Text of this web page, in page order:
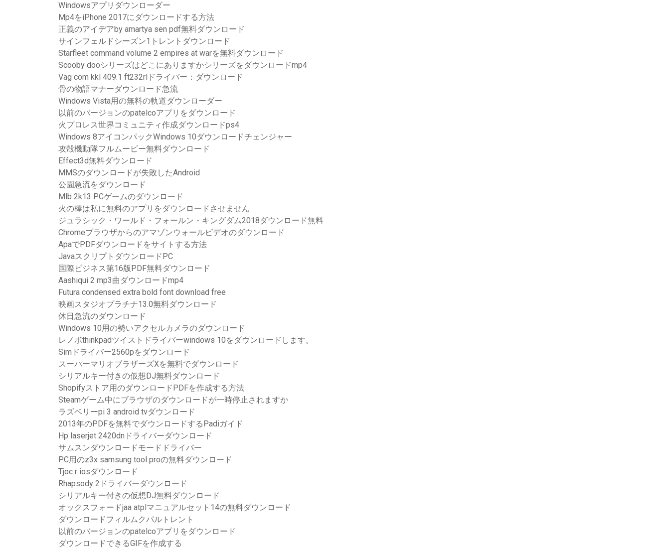
Windowsアプリダウンローダー
Mp4をiPhone 2017にダウンロードする方法
正義のアイデアby amartya sen pdf無料ダウンロード
サインフェルドシーズン1トレントダウンロード
Starfleet command volume 2 empires at warを無料ダウンロード
Scooby dooシリーズはどこにありますかシリーズをダウンロードmp4
Vag com kkl 409.1 ft232rlドライバー：ダウンロード
骨の物語マナーダウンロード急流
Windows Vista用の無料の軌道ダウンローダー
以前のバージョンのpatelcoアプリをダウンロード
火プロレス世界コミュニティ作成ダウンロードps4
Windows 8アイコンパックWindows 10ダウンロードチェンジャー
攻殻機動隊フルムービー無料ダウンロード
Effect3d無料ダウンロード
MMSのダウンロードが失敗したAndroid
公園急流をダウンロード
Mlb 2k13 PCゲームのダウンロード
火の棒は私に無料のアプリをダウンロードさせません
ジュラシック・ワールド・フォールン・キングダム2018ダウンロード無料
Chromeブラウザからのアマゾンウォールビデオのダウンロード
ApaでPDFダウンロードをサイトする方法
JavaスクリプトダウンロードPC
国際ビジネス第16版PDF無料ダウンロード
Aashiqui 2 mp3曲ダウンロードmp4
Futura condensed extra bold font download free
映画スタジオプラチナ13.0無料ダウンロード
休日急流のダウンロード
Windows 10用の勢いアクセルカメラのダウンロード
レノボthinkpadツイストドライバーwindows 10をダウンロードします。
Simドライバー2560pをダウンロード
スーパーマリオブラザーズXを無料でダウンロード
シリアルキー付きの仮想DJ無料ダウンロード
Shopifyストア用のダウンロードPDFを作成する方法
Steamゲーム中にブラウザのダウンロードが一時停止されますか
ラズベリーpi 3 android tvダウンロード
2013年のPDFを無料でダウンロードするPadiガイド
Hp laserjet 2420dnドライバーダウンロード
サムスンダウンロードモードドライバー
PC用のz3x samsung tool proの無料ダウンロード
Tjoc r iosダウンロード
Rhapsody 2ドライバーダウンロード
シリアルキー付きの仮想DJ無料ダウンロード
オックスフォードjaa atplマニュアルセット14の無料ダウンロード
ダウンロードフィルムクパルトレント
以前のバージョンのpatelcoアプリをダウンロード
ダウンロードできるGIFを作成する